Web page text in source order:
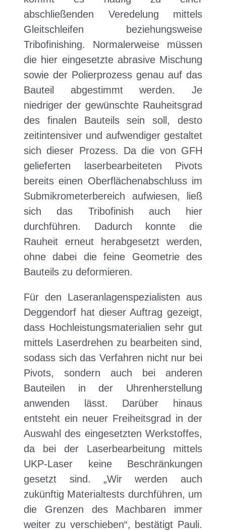
abschließenden Veredelung mittels
Gleitschleifen beziehungsweise
Tribofinishing. Normalerweise müssen
die hier eingesetzte abrasive Mischung
sowie der Polierprozess genau auf das
Bauteil abgestimmt werden. Je
niedriger der gewünschte Rauheitsgrad
des finalen Bauteils sein soll, desto
zeitintensiver und aufwendiger gestaltet
sich dieser Prozess. Da die von GFH
gelieferten laserbearbeiteten Pivots
bereits einen Oberflächenabschluss im
Submikrometerbereich aufwiesen, ließ
sich das Tribofinish auch hier
durchführen. Dadurch konnte die
Rauheit erneut herabgesetzt werden,
ohne dabei die feine Geometrie des
Bauteils zu deformieren.
Für den Laseranlagenspezialisten aus
Deggendorf hat dieser Auftrag gezeigt,
dass Hochleistungsmaterialien sehr gut
mittels Laserdrehen zu bearbeiten sind,
sodass sich das Verfahren nicht nur bei
Pivots, sondern auch bei anderen
Bauteilen in der Uhrenherstellung
anwenden lässt. Darüber hinaus
entsteht ein neuer Freiheitsgrad in der
Auswahl des eingesetzten Werkstoffes,
da bei der Laserbearbeitung mittels
UKP-Laser keine Beschränkungen
gesetzt sind. „Wir werden auch
zukünftig Materialtests durchführen, um
die Grenzen des Machbaren immer
weiter zu verschieben“, bestätigt Pauli.